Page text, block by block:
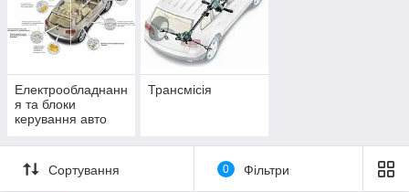
Електрообладнанн
я та блоки
керування авто
Трансмісія
Сортування 0 Фільтри